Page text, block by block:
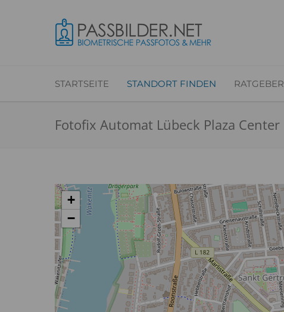
STARTSEITE STANDORT FINDEN RATGEBER
Fotofix Automat Lübeck Plaza Center
+
−